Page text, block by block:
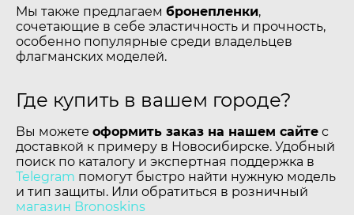
Мы также предлагаем бронепленки,
сочетающие в себе эластичность и прочность,
особенно популярные среди владельцев
флагманских моделей.
Где купить в вашем городе?
Вы можете оформить заказ на нашем сайте с
доставкой к примеру в Новосибирске. Удобный
поиск по каталогу и экспертная поддержка в
Telegram помогут быстро найти нужную модель
и тип защиты. Или обратиться в розничный
магазин Bronoskins